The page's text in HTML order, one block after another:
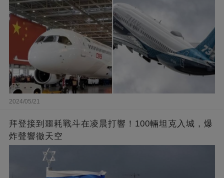
2024/05/21
拜登接到噩耗戰斗在凌晨打響！100輛坦克入城，爆
炸聲響徹天空